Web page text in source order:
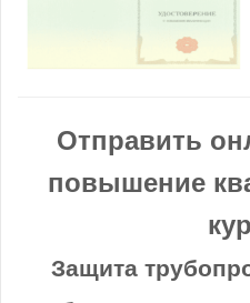
Отправить
повышение
Защита